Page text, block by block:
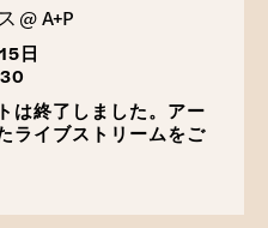
@ A+P
日
は終了しました。アー
ライブストリームをご